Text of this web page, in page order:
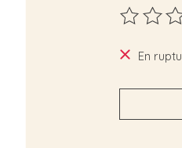
Ce
En